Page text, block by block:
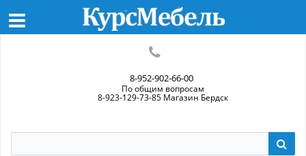
8-952-902-66-00
По общим вопросам
8-923-129-73-85 Магазин Бердск